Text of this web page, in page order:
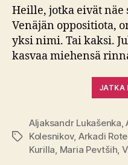
Heille, jotka eivät näe
Venäjän oppositiota,
yksi nimi. Tai kaksi.
kasvaa miehensä
JATKA
Avainsanat
Aljaksandr Lukašenka ,
Kolesnikov, Arkadi
Kurilla Maria Pevtših